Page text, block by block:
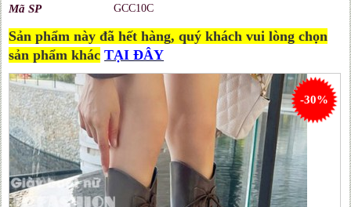
Mã SP GCC10C
Sản phẩm này đã hết hàng, quý khách vui lòng chọn
sản phẩm khác TẠI ĐÂY
-30%